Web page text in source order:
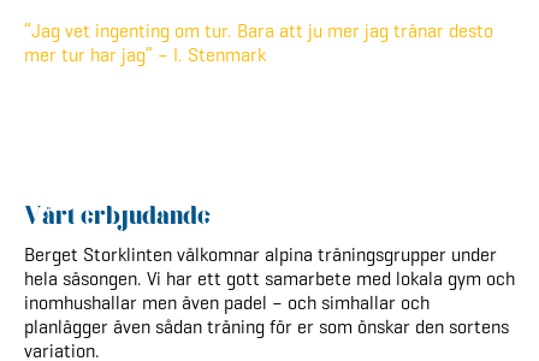
”Jag vet ingenting om tur. Bara att ju mer jag tränar desto
mer tur har jag” – I. Stenmark
Vårt erbjudande
Berget Storklinten välkomnar alpina träningsgrupper under
hela säsongen. Vi har ett gott samarbete med lokala gym och
inomhushallar men även padel – och simhallar och
planlägger även sådan träning för er som önskar den sortens
variation.